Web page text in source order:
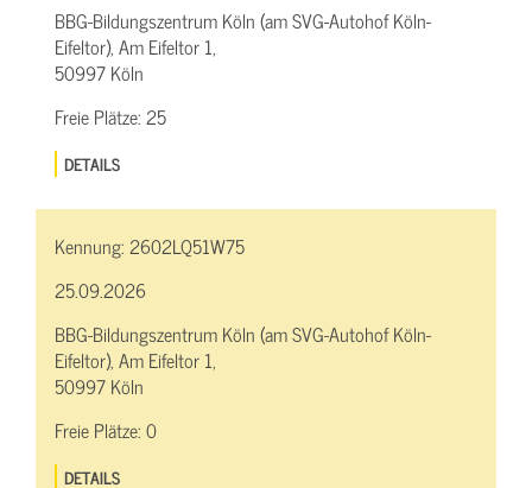
BBG-Bildungszentrum Köln (am SVG-Autohof Köln-
Eifeltor), Am Eifeltor 1,
50997 Köln
Freie Plätze:25
DETAILS
Kennung:2602LQ51W75
25.09.2026
BBG-Bildungszentrum Köln (am SVG-Autohof Köln-
Eifeltor), Am Eifeltor 1,
50997 Köln
Freie Plätze:0
DETAILS